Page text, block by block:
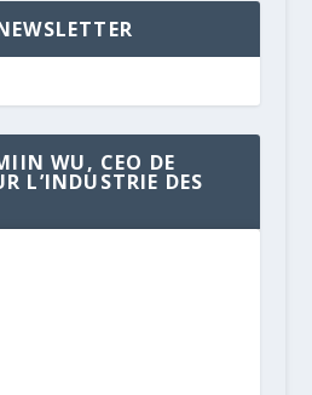
WU, CEO DE
L’INDUSTRIE DES